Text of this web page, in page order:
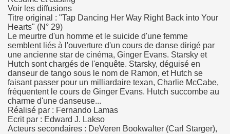
Voir les diffusions
Titre original : "Tap Dancing Her Way Right Back into Your
Hearts" (N° 29)
Le meurtre d'un homme et le suicide d'une femme
semblent liés à l'ouverture d'un cours de danse dirigé par
une ancienne star de cinéma, Ginger Evans. Starsky et
Hutch sont chargés de l'enquête. Starsky, déguisé en
danseur de tango sous le nom de Ramon, et Hutch se
faisant passer pour un milliardaire texan, Charlie McCabe,
fréquentent le cours de Ginger Evans. Hutch succombe au
charme d'une danseuse...
Réalisé par : Fernando Lamas
Ecrit par : Edward J. Lakso
Acteurs secondaires : DeVeren Bookwalter (Carl Starger),